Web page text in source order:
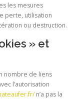
les mesures
perte, utilisation
ou destruction.
» et
nombre de liens
l’autorisation
n’a pas la